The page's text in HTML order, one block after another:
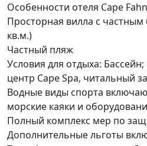
Особенности отеля Cape
Просторная вилла с частным
кв.м.)
Частный пляж
Условия для отдыха:
центр Cape Spa, читальный
Водные виды спорта
морские каяки и
Полный комплекс мер по
Дополнительные льготы